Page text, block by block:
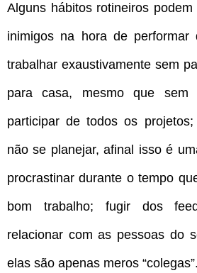
Alguns hábitos rotineiros
inimigos na hora de performar
trabalhar exaustivamente sem
para casa, mesmo que sem
participar de todos os
não se planejar, afinal isso é
procrastinar durante o tempo
bom trabalho; fugir dos
relacionar com as pessoas do
elas são apenas meros “colegas”.